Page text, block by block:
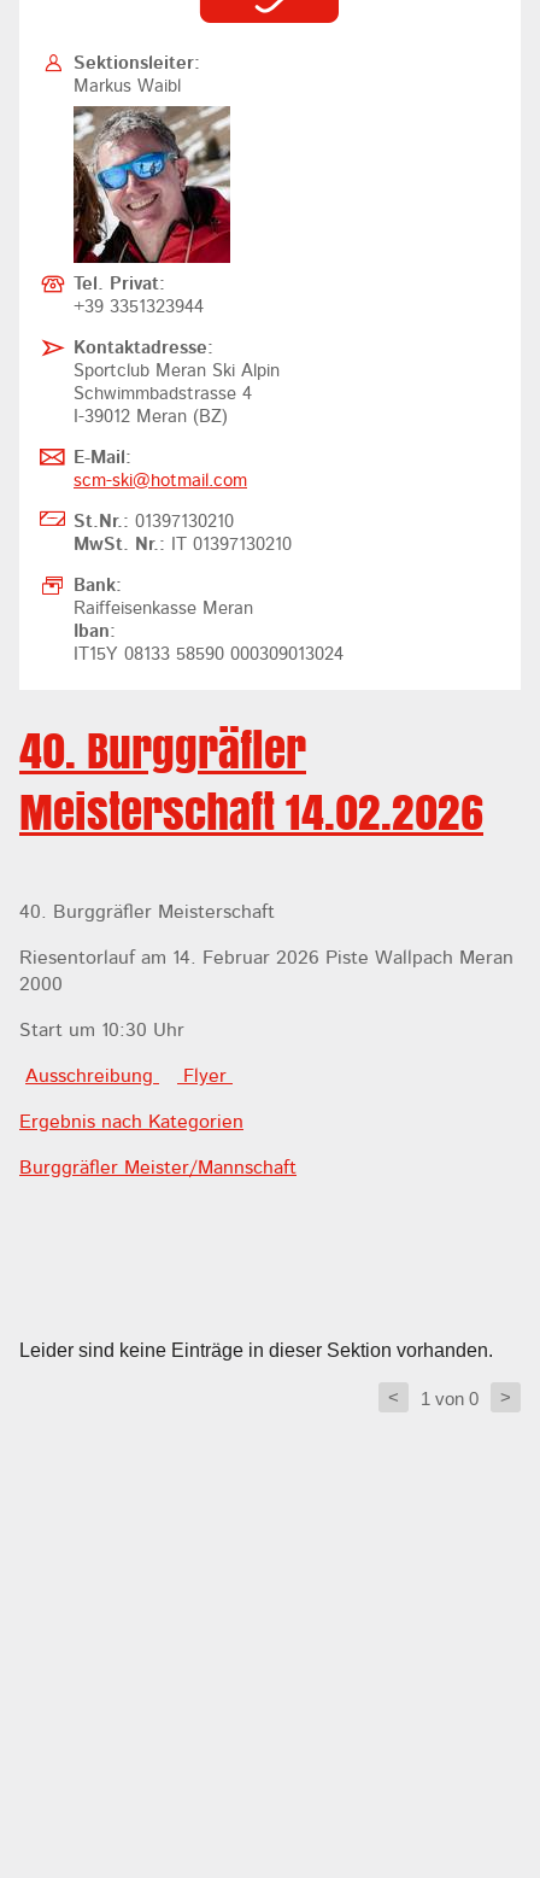
Sektionsleiter:
Markus Waibl
Tel. Privat:
+39 3351323944
Kontaktadresse:
Sportclub Meran Ski Alpin
Schwimmbadstrasse 4
I-39012 Meran (BZ)
E-Mail:
scm-ski@hotmail.com
St.Nr.: 01397130210
MwSt. Nr.:
IT 01397130210
Bank:
Raiffeisenkasse Meran
Iban:
IT15Y 08133 58590 000309013024
40. Burggräfler
Meisterschaft 14.02.2026
40. Burggräfler Meisterschaft
Riesentorlauf am 14. Februar 2026 Piste Wallpach Meran
2000
Start um 10:30 Uhr
Ausschreibung Flyer
Ergebnis nach Kategorien
Burggräfler Meister/Mannschaft
Leider sind keine Einträge in dieser Sektion vorhanden.
< 1 von 0 >